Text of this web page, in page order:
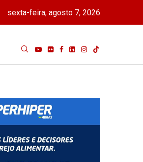
sexta-feira, agosto 7, 2026